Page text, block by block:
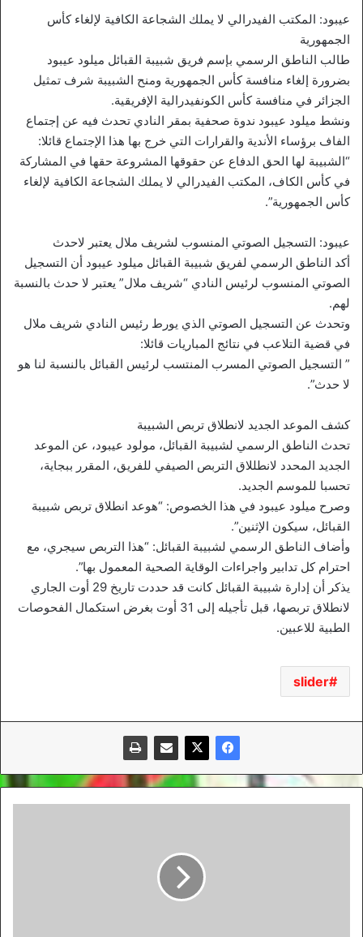
عيبود: المكتب الفيدرالي لا يملك الشجاعة الكافية لإلغاء كأس
الجمهورية
طالب الناطق الرسمي بإسم فريق شبيبة القبائل ميلود عيبود
بضرورة إلغاء منافسة كأس الجمهورية ومنح الشبيبة شرف تمثيل
الجزائر في منافسة كأس الكونفيدرالية الإفريقية.
ونشط ميلود عيبود ندوة صحفية بمقر النادي تحدث فيه عن إجتماع
الفاف برؤساء الأندية والقرارات التي خرج بها هذا الإجتماع قائلا:
“الشبيبة لها الحق الدفاع عن حقوقها المشروعة حقها في المشاركة
في كأس الكاف، المكتب الفيدرالي لا يملك الشجاعة الكافية لإلغاء
كأس الجمهورية”.
عيبود: التسجيل الصوتي المنسوب لشريف ملال يعتبر لاحدث
أكد الناطق الرسمي لفريق شبيبة القبائل ميلود عيبود أن التسجيل
الصوتي المنسوب لرئيس النادي “شريف ملال” يعتبر لا حدث بالنسبة
لهم.
وتحدث عن التسجيل الصوتي الذي يورط رئيس النادي شريف ملال
في قضية التلاعب في نتائج المباريات قائلا:
” التسجيل الصوتي المسرب المنتسب لرئيس القبائل بالنسبة لنا هو
لا حدث”.
كشف الموعد الجديد لانطلاق تربص الشبيبة
تحدث الناطق الرسمي لشبيبة القبائل، مولود عيبود، عن الموعد
الجديد المحدد لانطللاق التربص الصيفي للفريق، المقرر ببجاية،
تحسبا للموسم الجديد.
وصرح ميلود عيبود في هذا الخصوص: “هوعد انطلاق تربص شبيبة
القبائل، سيكون الإثنين”.
وأضاف الناطق الرسمي لشبيبة القبائل: “هذا التربص سيجري، مع
احترام كل تدابير واجراءات الوقاية الصحية المعمول بها”.
يذكر أن إدارة شبيبة القبائل كانت قد حددت تاريخ 29 أوت الجاري
لانطلاق تربصها، قبل تأجيله إلى 31 أوت بغرض استكمال الفحوصات
الطبية للاعبين.
slider